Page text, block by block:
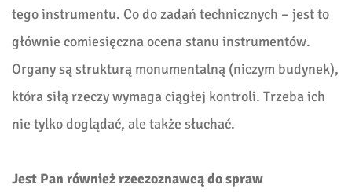
tego instrumentu. Co do zadań technicznych – jest to
głównie comiesięczna ocena stanu instrumentów.
Organy są strukturą monumentalną (niczym budynek),
która siłą rzeczy wymaga ciągłej kontroli. Trzeba ich
nie tylko doglądać, ale także słuchać.
Jest Pan również rzeczoznawcą do spraw